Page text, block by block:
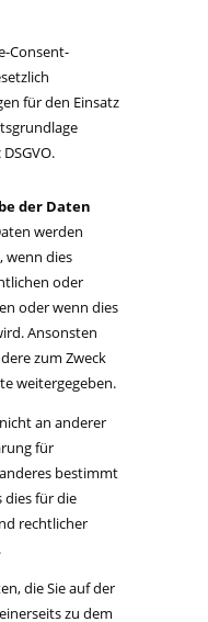
Consent-
für den Einsatz
der Daten
werden
wenn dies
oder
oder wenn dies
Ansonsten
zum Zweck
weitergegeben.
an anderer
für
bestimmt
dies für die
rechtlicher
die Sie auf der
zu dem